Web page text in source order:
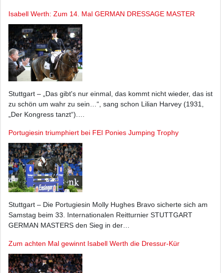
Isabell Werth: Zum 14. Mal GERMAN DRESSAGE MASTER
Stuttgart – „Das gibt's nur einmal, das kommt nicht wieder, das ist
zu schön um wahr zu sein…“, sang schon Lilian Harvey (1931,
„Der Kongress tanzt“).…
Portugiesin triumphiert bei FEI Ponies Jumping Trophy
Stuttgart – Die Portugiesin Molly Hughes Bravo sicherte sich am
Samstag beim 33. Internationalen Reitturnier STUTTGART
GERMAN MASTERS den Sieg in der…
Zum achten Mal gewinnt Isabell Werth die Dressur-Kür